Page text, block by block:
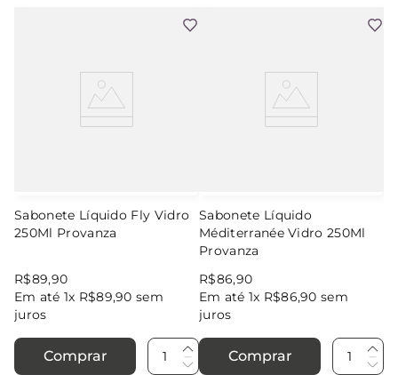
Sabonete Líquido Fly Vidro
250Ml Provanza
R$89,90
Em até 1x R$89,90 sem
juros
Comprar
Sabonete Líquido
Méditerranée Vidro 250Ml
Provanza
R$86,90
Em até 1x R$86,90 sem
juros
Comprar